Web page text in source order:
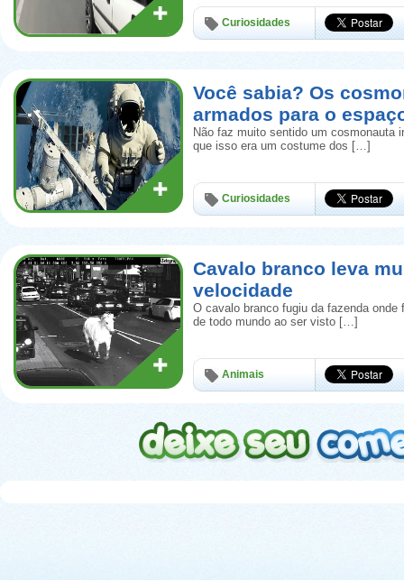
Curiosidades
Você sabia? Os
armados para o
Não faz muito sentido um cosmonauta
que isso era um costume dos […]
Curiosidades
Cavalo branco leva
velocidade
O cavalo branco fugiu da fazenda
de todo mundo ao ser visto […]
Animais